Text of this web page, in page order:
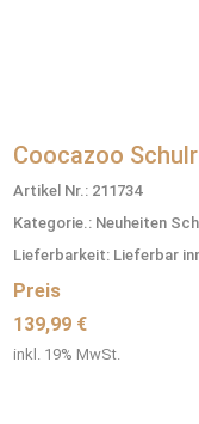
Coocazoo
Artikel Nr.: 211734
Kategorie.: Neuheiten
Lieferbarkeit: Lieferbar
Preis
139,99 €
inkl. 19% MwSt.